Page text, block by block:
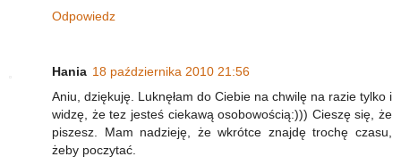
Odpowiedz
Hania 18 października 2010 21:56
Aniu, dziękuję. Luknęłam do Ciebie na chwilę na razie tylko i
widzę, że tez jesteś ciekawą osobowością:))) Cieszę się, że
piszesz. Mam nadzieję, że wkrótce znajdę trochę czasu,
żeby poczytać.